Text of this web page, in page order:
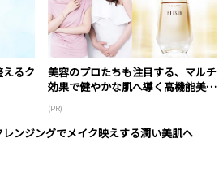
るク
美容のプロたちも注目する、マルチ
効果で健やかな肌へ導く高機能美容
(PR)
レンジングでメイク映えする潤い美肌へ